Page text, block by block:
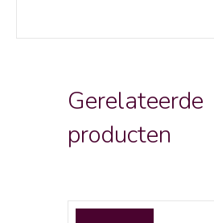
Gerelateerde
producten